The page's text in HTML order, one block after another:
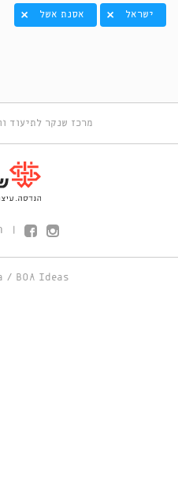
ישראל אסנת אשל
מרכז שנקר לתיעוד
/ BOA Ideas